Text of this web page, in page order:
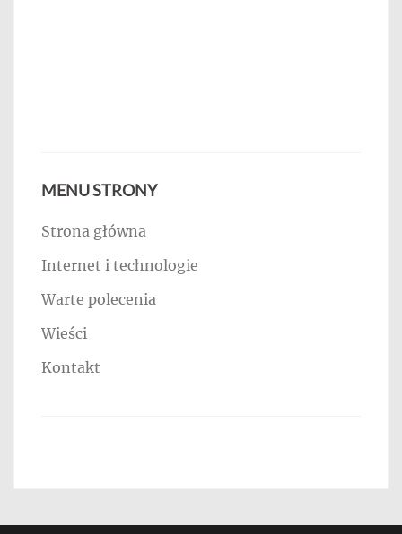
MENU STRONY
Strona główna
Internet i technologie
Warte polecenia
Wieści
Kontakt